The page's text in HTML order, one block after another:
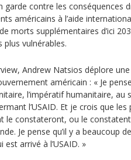
garde contre les conséquences
américains à l’aide
morts supplémentaires d’ici
plus vulnérables.
Andrew Natsios déplore
américain : « Je
l’impératif humanitaire, au
l’USAID. Et je crois que
le constateront, ou le
Je pense qu’il y a beaucoup
est arrivé à l’USAID. »